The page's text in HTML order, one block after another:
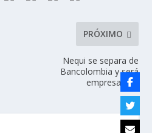
PRÓXIMO
Nequi se separa de
Bancolombia y será
empresa filial